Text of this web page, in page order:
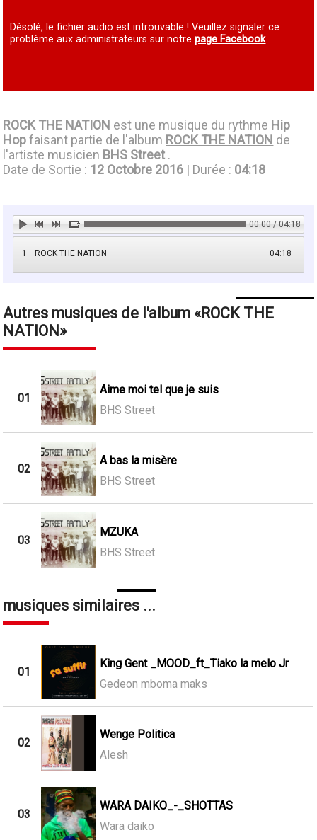
Désolé, le fichier audio est introuvable ! Veuillez signaler ce
problème aux administrateurs sur notrepage Facebook
ROCK THE NATION est une musique du rythme Hip
Hopfaisant partie de l'album ROCK THE NATION de
l'artiste musicien BHS Street .
Date de Sortie : 12 Octobre 2016 | Durée : 04:18
00:00 / 04:18
1 04:18
ROCK THE NATION
Autres musiques de l'album
ROCK THE
NATION
01
Aime moi tel que je suis
BHS Street
02
A bas la misère
BHS Street
03
MZUKA
BHS Street
musiques similaires ...
01
King Gent _MOOD_ft_Tiako la melo Jr
Gedeon mboma maks
02
Wenge Politica
Alesh
03
WARA DAIKO_-_SHOTTAS
Wara daiko